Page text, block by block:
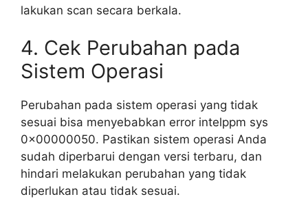
lakukan scan secara berkala.
4. Cek Perubahan pada
Sistem Operasi
Perubahan pada sistem operasi yang tidak
sesuai bisa menyebabkan error intelppm sys
0x00000050. Pastikan sistem operasi Anda
sudah diperbarui dengan versi terbaru, dan
hindari melakukan perubahan yang tidak
diperlukan atau tidak sesuai.